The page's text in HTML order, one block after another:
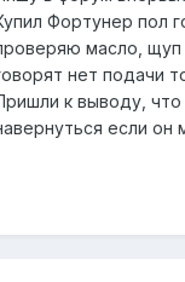
Фортунер пол
масло, щуп
нет подачи
к выводу, что
если он